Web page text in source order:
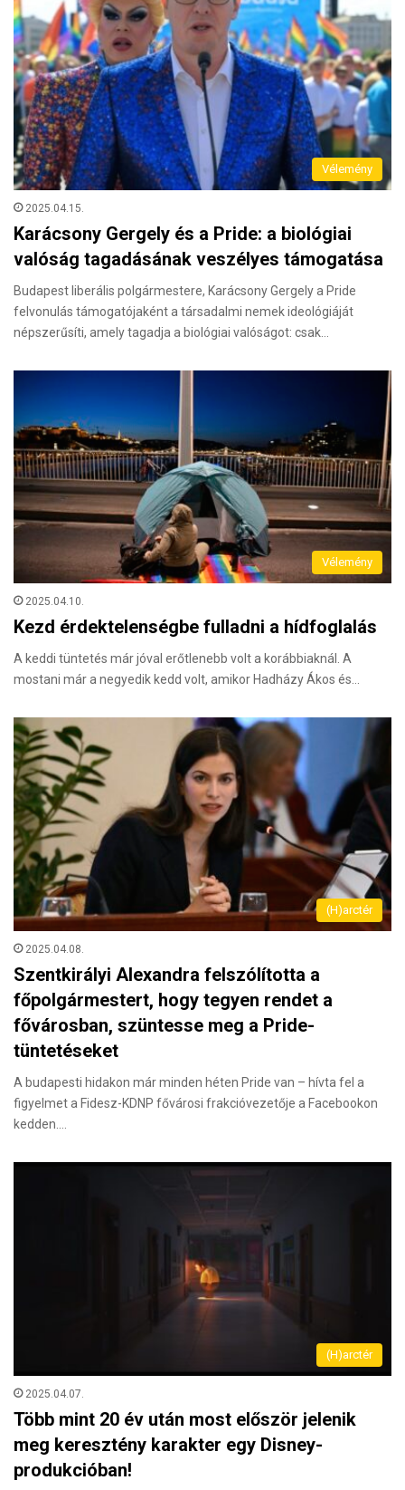
Vélemény
2025.04.15.
Karácsony Gergely és a Pride: a biológiai
valóság tagadásának veszélyes támogatása
Budapest liberális polgármestere, Karácsony Gergely a Pride
felvonulás támogatójaként a társadalmi nemek ideológiáját
népszerűsíti, amely tagadja a biológiai valóságot: csak…
Vélemény
2025.04.10.
Kezd érdektelenségbe fulladni a hídfoglalás
A keddi tüntetés már jóval erőtlenebb volt a korábbiaknál. A
mostani már a negyedik kedd volt, amikor Hadházy Ákos és…
(H)arctér
2025.04.08.
Szentkirályi Alexandra felszólította a
főpolgármestert, hogy tegyen rendet a
fővárosban, szüntesse meg a Pride-
tüntetéseket
A budapesti hidakon már minden héten Pride van – hívta fel a
figyelmet a Fidesz-KDNP fővárosi frakcióvezetője a Facebookon
kedden.…
(H)arctér
2025.04.07.
Több mint 20 év után most először jelenik
meg keresztény karakter egy Disney-
produkcióban!